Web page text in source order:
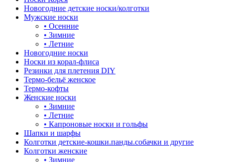
Новогодние детские носки/колготки
Мужские носки
• Осенние
• Зимние
• Летние
Новогодние носки
Носки из корал-флиса
Резинки для плетения DIY
Термо-бельё женское
Термо-кофты
Женские носки
• Зимние
• Летние
• Капроновые носки и гольфы
Шапки и шарфы
Колготки детские-кошки.панды.собачки и другие
Колготки женские
• Зимние